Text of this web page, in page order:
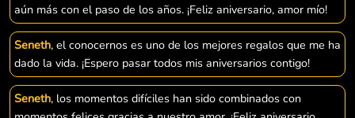
aún más con el paso de los años. ¡Feliz aniversario, amor mío!
Seneth, el conocernos es uno de los mejores regalos que me ha
dado la vida. ¡Espero pasar todos mis aniversarios contigo!
Seneth, los momentos difíciles han sido combinados con